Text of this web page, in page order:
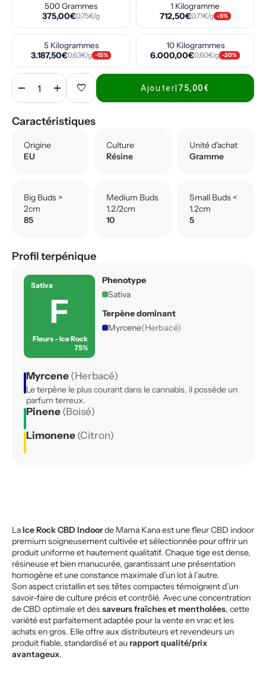
500 Grammes
375,00€0,75€/g
1 Kilogramme
712,50€0,71€/g -5%
5 Kilogrammes
3.187,50€0,63€/g -15%
10 Kilogrammes
6.000,00€0,60€/g -20%
remove add favorite Ajouter 75,00€
Caractéristiques
Origine
EU
Culture
Résine
Unité d'achat
Gramme
Big Buds >
2cm
85
Medium Buds
1.2/2cm
10
Small Buds <
1.2cm
5
Profil terpénique
Sativa
F
Fleurs - Ice Rock
75%
Phenotype
Sativa
Terpène dominant
Myrcene(Herbacé)
Myrcene (Herbacé)
Le terpène le plus courant dans le cannabis, il possède un
parfum terreux.
Pinene (Boisé)
Limonene (Citron)
LaIce Rock CBD Indoorde Mama Kana est une fleur CBD indoor
premium soigneusement cultivée et sélectionnée pour offrir un
produit uniforme et hautement qualitatif. Chaque tige est dense,
résineuse et bien manucurée, garantissant une présentation
homogène et une constance maximale d’un lot à l’autre.
Son aspect cristallin et ses têtes compactes témoignent d’un
savoir-faire de culture précis et contrôlé. Avec une concentration
de CBD optimale et dessaveurs fraîches et mentholées, cette
variété est parfaitement adaptée pour la vente en vrac et les
achats en gros. Elle offre aux distributeurs et revendeurs un
produit fiable, standardisé et au rapport qualité/prix
avantageux.